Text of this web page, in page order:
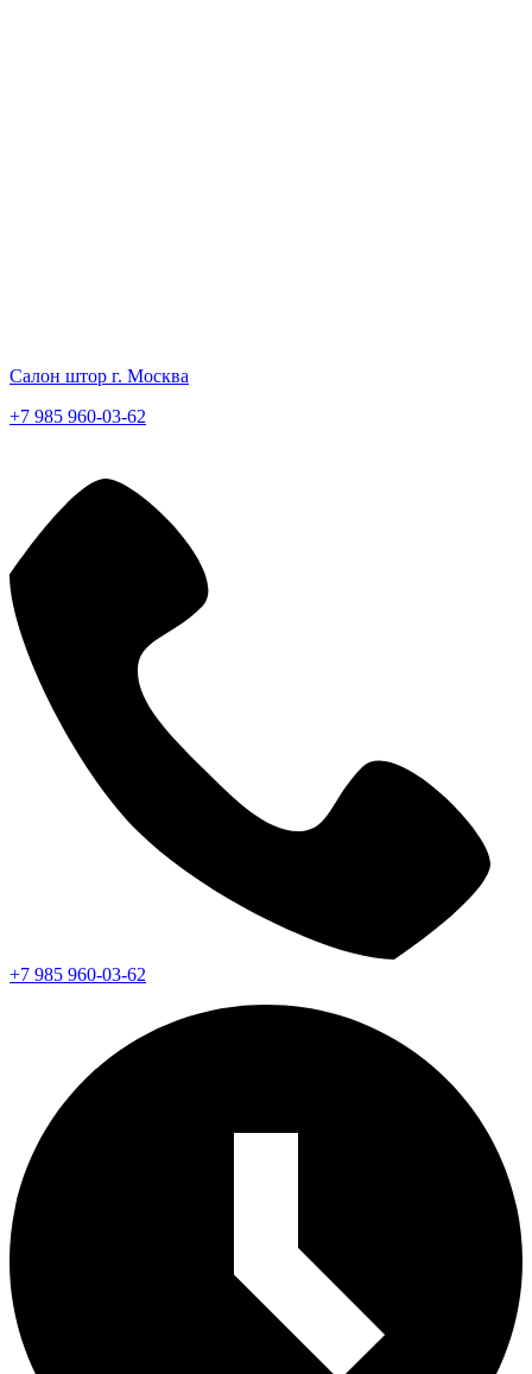
Салон штор г. Москва
+7 985 960-03-62
+7 985 960-03-62